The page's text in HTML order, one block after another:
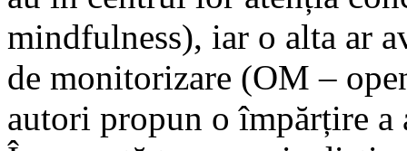
mindfulness), iar o alta ar
de monitorizare (OM –
autori propun o împărțire a